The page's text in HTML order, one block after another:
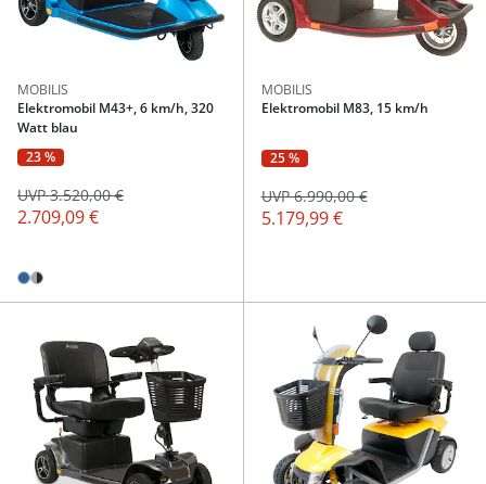
MOBILIS
Elektromobil M43+, 6 km/h, 320
Watt blau
23 %
2.709,09 €
UVP 3.520,00 €
MOBILIS
Elektromobil M83, 15 km/h
25 %
5.179,99 €
UVP 6.990,00 €